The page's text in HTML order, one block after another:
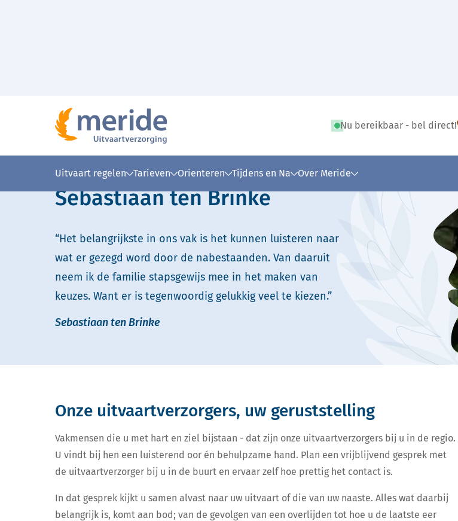
Nu bereikbaar - bel direct!
Uitvaart regelen Tarieven Orienteren Tijdens en Na Over Meride
Home
>
Over Meride
>
Onze uitvaartverzorgers
Sebastiaan ten Brinke
Lees voor Uitleg woorden Simpele tekst
Sebastiaan ten Brinke
“Het belangrijkste in ons vak is het kunnen luisteren naar
wat er gezegd word door de nabestaanden. Van daaruit
neem ik de familie stapsgewijs mee in het maken van
keuzes. Want er is tegenwoordig gelukkig veel te kiezen.”
Sebastiaan ten Brinke
Onze uitvaartverzorgers, uw geruststelling
Vakmensen die u met hart en ziel bijstaan - dat zijn onze uitvaartverzorgers bij u in de regio.
U vindt bij hen een luisterend oor én behulpzame hand. Plan een vrijblijvend gesprek met
de uitvaartverzorger bij u in de buurt en ervaar zelf hoe prettig het contact is.
In dat gesprek kijkt u samen alvast naar uw uitvaart of die van uw naaste. Alles wat daarbij
belangrijk is, komt aan bod; van de gevolgen van een overlijden tot hoe u de laatste eer